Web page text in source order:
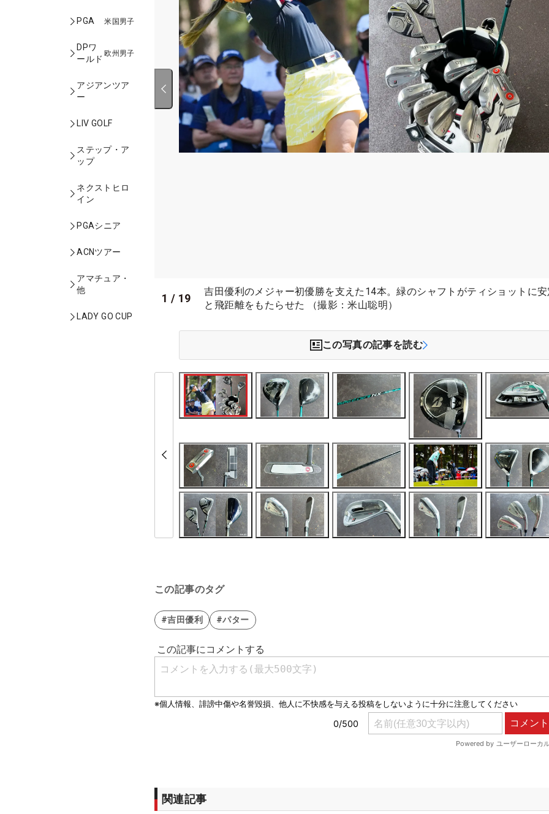
PGA 米国男子
DPワ
ールド
欧州男子
アジアンツア
ー
LIV GOLF
ステップ・ア
ップ
ネクストヒロ
イン
PGAシニア
ACNツアー
アマチュア・
他
LADY GO CUP
1 / 19
吉田優利のメジャー初優勝を支えた14本。緑のシャフトがティショットに
と飛距離をもたらせた （撮影：米山聡明）
この写真の記事を読む
この記事のタグ
#吉田優利 #パター
関連記事